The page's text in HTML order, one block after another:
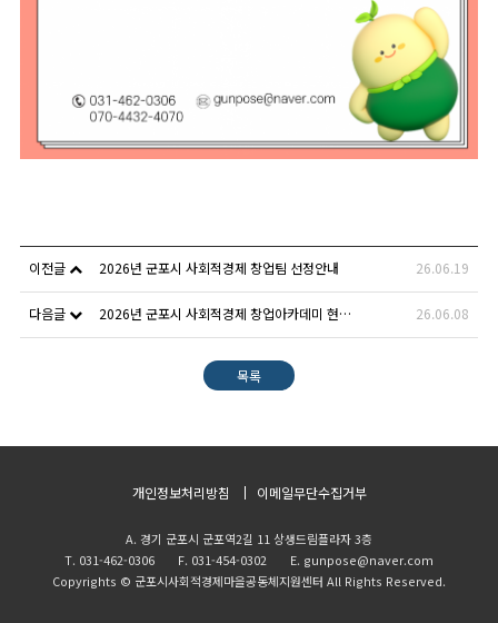
이전글 2026년 군포시 사회적경제 창업팀 선정안내 26.06.19
다음글 2026년 군포시 사회적경제 창업아카데미 현장 공유 26.06.08
목록
개인정보처리방침 이메일무단수집거부
A. 경기 군포시 군포역2길 11 상생드림플라자 3층
T. 031-462-0306 F. 031-454-0302 E. gunpose@naver.com
Copyrights © 군포시사회적경제마을공동체지원센터 All Rights Reserved.